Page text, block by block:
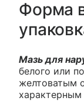
Форма
Мазь для
белого или
желтоватым
характерным